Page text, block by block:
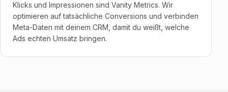
Klicks und Impressionen sind Vanity Metrics. Wir
optimieren auf tatsächliche Conversions und verbinden
Meta-Daten mit deinem CRM, damit du weißt, welche
Ads echten Umsatz bringen.